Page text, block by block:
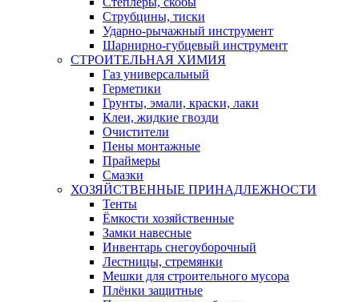
Струбцины, тиски
Ударно-рычажный инструмент
Шарнирно-губцевый инструмент
СТРОИТЕЛЬНАЯ ХИМИЯ
Газ универсальный
Герметики
Грунты, эмали, краски, лаки
Клеи, жидкие гвозди
Очистители
Пены монтажные
Праймеры
Смазки
ХОЗЯЙСТВЕННЫЕ ПРИНАДЛЕЖНОСТИ
Тенты
Ёмкости хозяйственные
Замки навесные
Инвентарь снегоуборочный
Лестницы, стремянки
Мешки для строительного мусора
Плёнки защитные